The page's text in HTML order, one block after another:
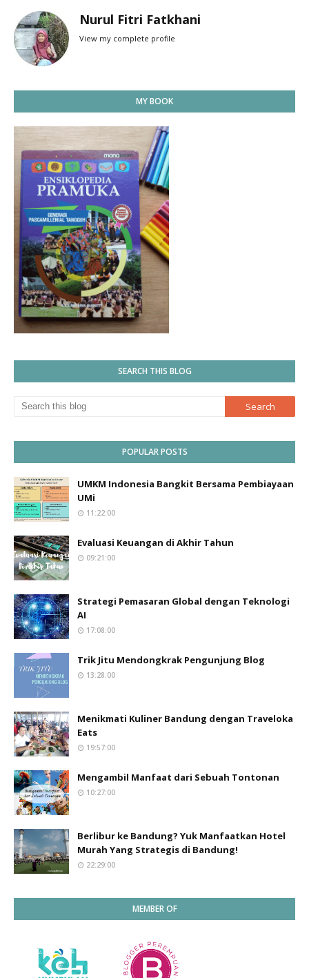
Nurul Fitri Fatkhani
View my complete profile
MY BOOK
SEARCH THIS BLOG
POPULAR POSTS
UMKM Indonesia Bangkit Bersama Pembiayaan
UMi
11:22:00
Evaluasi Keuangan di Akhir Tahun
09:21:00
Strategi Pemasaran Global dengan Teknologi
AI
17:08:00
Trik Jitu Mendongkrak Pengunjung Blog
13:28:00
Menikmati Kuliner Bandung dengan Traveloka
Eats
19:57:00
Mengambil Manfaat dari Sebuah Tontonan
10:27:00
Berlibur ke Bandung? Yuk Manfaatkan Hotel
Murah Yang Strategis di Bandung!
22:29:00
MEMBER OF